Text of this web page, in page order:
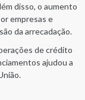
disso, o aumento
empresas e
da arrecadação.
de crédito
ajudou a